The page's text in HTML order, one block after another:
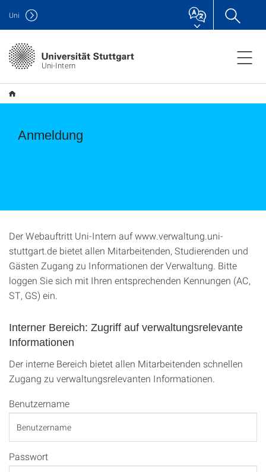
Uni-Intern
Uni
Anmeldung
Der Webauftritt Uni-Intern auf www.verwaltung.uni-
stuttgart.de bietet allen Mitarbeitenden, Studierenden und
Gästen Zugang zu Informationen der Verwaltung. Bitte
loggen Sie sich mit Ihren entsprechenden Kennungen (AC,
ST, GS) ein.
Interner Bereich: Zugriff auf verwaltungsrelevante
Informationen
Der interne Bereich bietet allen Mitarbeitenden schnellen
Zugang zu verwaltungsrelevanten Informationen.
Benutzername
Passwort